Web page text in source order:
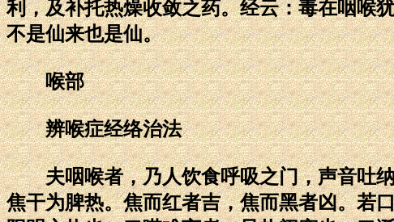
利，及补托热燥收敛之药。经云：毒在咽喉
不是仙来也是仙。
喉部
辨喉症经络治法
夫咽喉者，乃人饮食呼吸之门，声音吐纳
焦干为脾热。焦而红者吉，焦而黑者凶。若